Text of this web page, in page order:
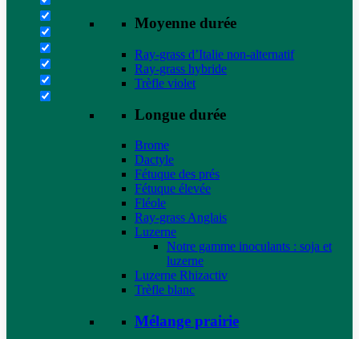
Moyenne durée
Ray-grass d’Italie non-alternatif
Ray-grass hybride
Trèfle violet
Longue durée
Brome
Dactyle
Fétuque des prés
Fétuque élevée
Fléole
Ray-grass Anglais
Luzerne
Notre gamme inoculants : soja et
luzerne
Luzerne Rhizactiv
Trèfle blanc
Mélange prairie